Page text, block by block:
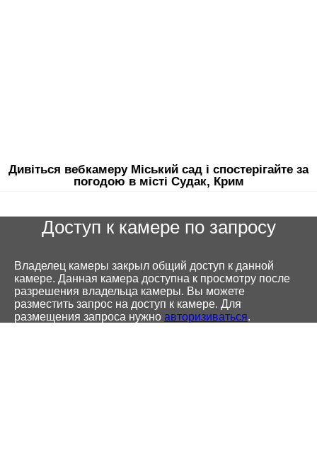
Дивіться вебкамеру Міський сад і спостерігайте за
погодою в місті Судак, Крим